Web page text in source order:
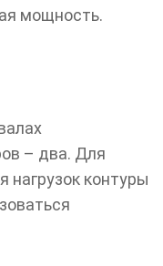
мощность.
– два. Для
нагрузок контуры